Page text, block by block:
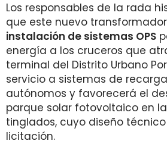
Los responsables de la rada
que este nuevo transformador
instalación de sistemas OPS
energía a los cruceros que
terminal del Distrito Urbano
servicio a sistemas de
autónomos y favorecerá el
parque solar fotovoltaico en
tinglados, cuyo diseño
licitación.